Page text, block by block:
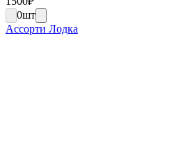
0шт
Ассорти Лодка